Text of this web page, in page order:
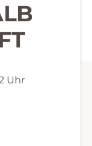
O
Uhr